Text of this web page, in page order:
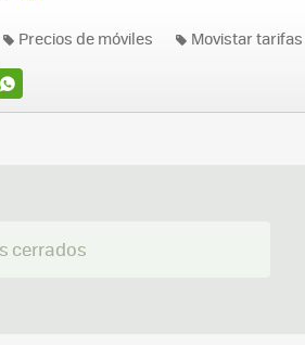
Precios de móviles Movistar
cerrados